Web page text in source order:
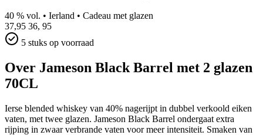
40 % vol. • Ierland • Cadeau met glazen
37,95 36, 95
5 stuks op voorraad
Over Jameson Black Barrel met 2 glazen
70CL
Ierse blended whiskey van 40% nagerijpt in dubbel verkoold eiken
vaten, met twee glazen. Jameson Black Barrel ondergaat extra
rijping in zwaar verbrande vaten voor meer intensiteit. Smaken van